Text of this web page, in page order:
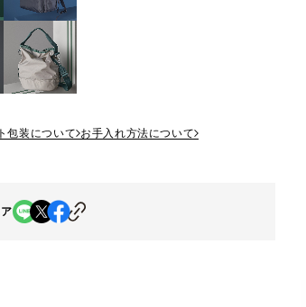
包装について お手入れ方法について